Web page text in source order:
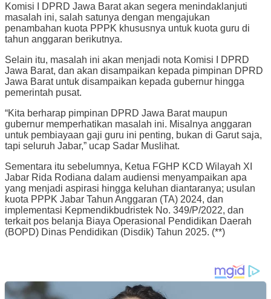
Komisi I DPRD Jawa Barat akan segera menindaklanjuti
masalah ini, salah satunya dengan mengajukan
penambahan kuota PPPK khususnya untuk kuota guru di
tahun anggaran berikutnya.
Selain itu, masalah ini akan menjadi nota Komisi I DPRD
Jawa Barat, dan akan disampaikan kepada pimpinan DPRD
Jawa Barat untuk disampaikan kepada gubernur hingga
pemerintah pusat.
“Kita berharap pimpinan DPRD Jawa Barat maupun
gubernur memperhatikan masalah ini. Misalnya anggaran
untuk pembiayaan gaji guru ini penting, bukan di Garut saja,
tapi seluruh Jabar,” ucap Sadar Muslihat.
Sementara itu sebelumnya, Ketua FGHP KCD Wilayah XI
Jabar Rida Rodiana dalam audiensi menyampaikan apa
yang menjadi aspirasi hingga keluhan diantaranya; usulan
kuota PPPK Jabar Tahun Anggaran (TA) 2024, dan
implementasi Kepmendikbudristek No. 349/P/2022, dan
terkait pos belanja Biaya Operasional Pendidikan Daerah
(BOPD) Dinas Pendidikan (Disdik) Tahun 2025. (**)